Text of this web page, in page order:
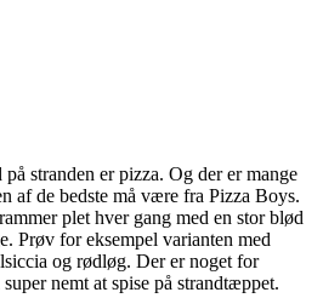
stranden er pizza. Og der er mange
af de bedste må være fra Pizza Boys.
plet hver gang med en stor blød
Prøv for eksempel varianten med
og rødløg. Der er noget for
nemt at spise på strandtæppet.